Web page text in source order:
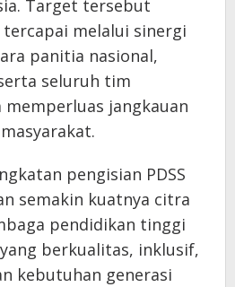
Target tersebut
melalui sinergi
panitia nasional,
seluruh tim
memperluas jangkauan
pengisian PDSS
semakin kuatnya citra
pendidikan tinggi
berkualitas, inklusif,
kebutuhan generasi